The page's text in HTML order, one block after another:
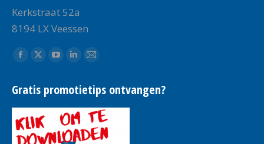
Kerkstraat 52a
8194 LX Veessen
Vind ons op:
Facebook
opens
in
new
window
X
opens
in
new
window
YouTube
opens
in
new
window
Linkedin
opens
in
new
window
Mail
opens
in
new
window
Gratis promotietips ontvangen?